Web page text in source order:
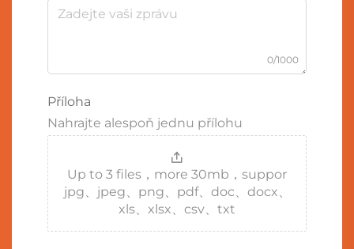
0/1000
Příloha
Nahrajte alespoň jednu přílohu
Up to 3 files，more 30mb，suppor
jpg、jpeg、png、pdf、doc、docx、
xls、xlsx、csv、txt